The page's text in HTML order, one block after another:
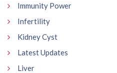
Immunity Power
Infertility
Kidney Cyst
Latest Updates
Liver